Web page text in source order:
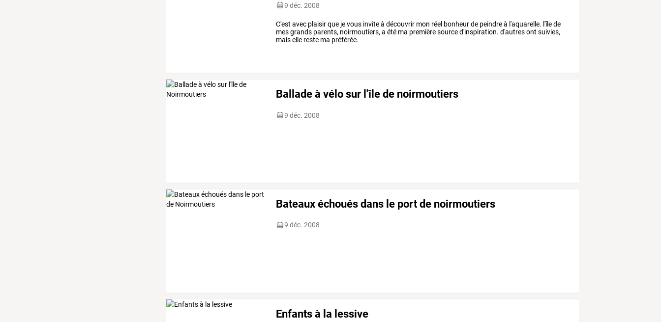
9 déc. 2008
C'est avec plaisir que je vous invite à découvrir mon réel bonheur de peindre à l'aquarelle. l'île de
mes grands parents, noirmoutiers, a été ma première source d'inspiration. d'autres ont suivies,
mais elle reste ma préférée.
Ballade à vélo sur l'île de noirmoutiers
9 déc. 2008
Bateaux échoués dans le port de noirmoutiers
9 déc. 2008
Enfants à la lessive